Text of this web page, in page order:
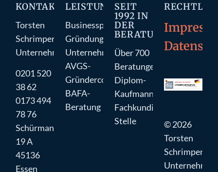
KONTAKT
Torsten
Schrimper
Unternehmensberatung
0201 520
38 62
0173 494
78 76
Schürmannstraße
19 A
45136
Essen
LEISTUNGEN
Businessplan
Gründungsberatung
Unternehmensberatung
AVGS-
Gründercoaching
BAFA-
Beratung
SEIT
1992 IN
DER
BERATUNG
Über 700
Beratungen
Diplom-
Kaufmann
Fachkundige
Stelle
© 2026
Torsten
Schrimper